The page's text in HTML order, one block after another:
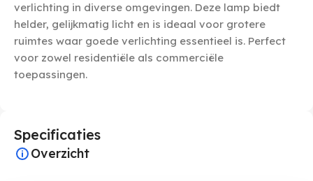
verlichting in diverse omgevingen. Deze lamp biedt
helder, gelijkmatig licht en is ideaal voor grotere
ruimtes waar goede verlichting essentieel is. Perfect
voor zowel residentiële als commerciële
toepassingen.
Specificaties
Overzicht